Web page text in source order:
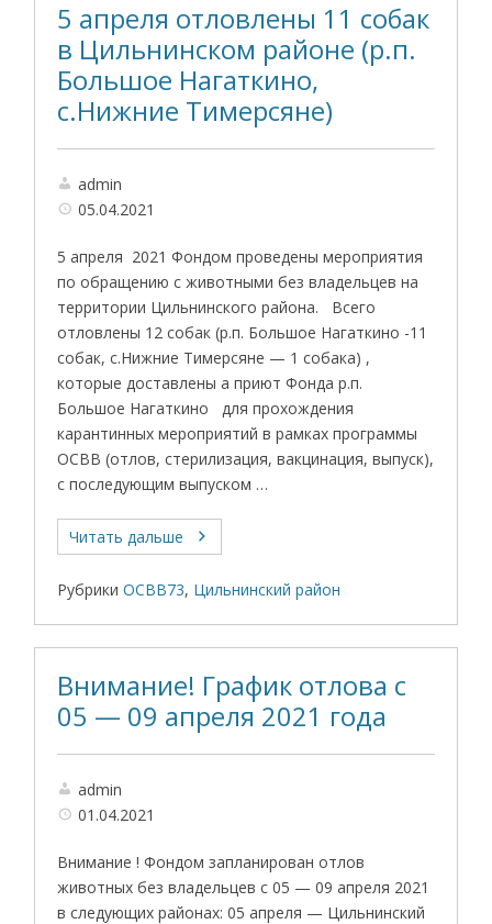
5 апреля отловлены 11 собак
в Цильнинском районе (р.п.
Большое Нагаткино,
с.Нижние Тимерсяне)
admin
05.04.2021
5 апреля 2021 Фондом проведены мероприятия
по обращению с животными без владельцев на
территории Цильнинского района. Всего
отловлены 12 собак (р.п. Большое Нагаткино -11
собак, с.Нижние Тимерсяне — 1 собака) ,
которые доставлены а приют Фонда р.п.
Большое Нагаткино для прохождения
карантинных мероприятий в рамках программы
ОСВВ (отлов, стерилизация, вакцинация, выпуск),
с последующим выпуском …
Читать дальше
Рубрики ОСВВ73, Цильнинский район
Внимание! График отлова с
05 — 09 апреля 2021 года
admin
01.04.2021
Внимание ! Фондом запланирован отлов
животных без владельцев с 05 — 09 апреля 2021
в следующих районах: 05 апреля — Цильнинский